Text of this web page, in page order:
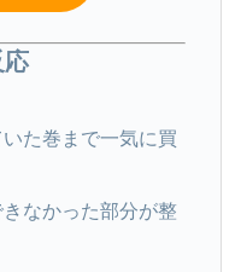
いた巻まで一気に買
きなかった部分が整